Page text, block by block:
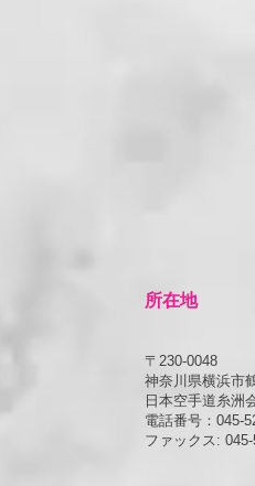
所在地
〒230-0048
神奈川県横浜市
日本空手道糸洲
電話番号：045-
ファックス: